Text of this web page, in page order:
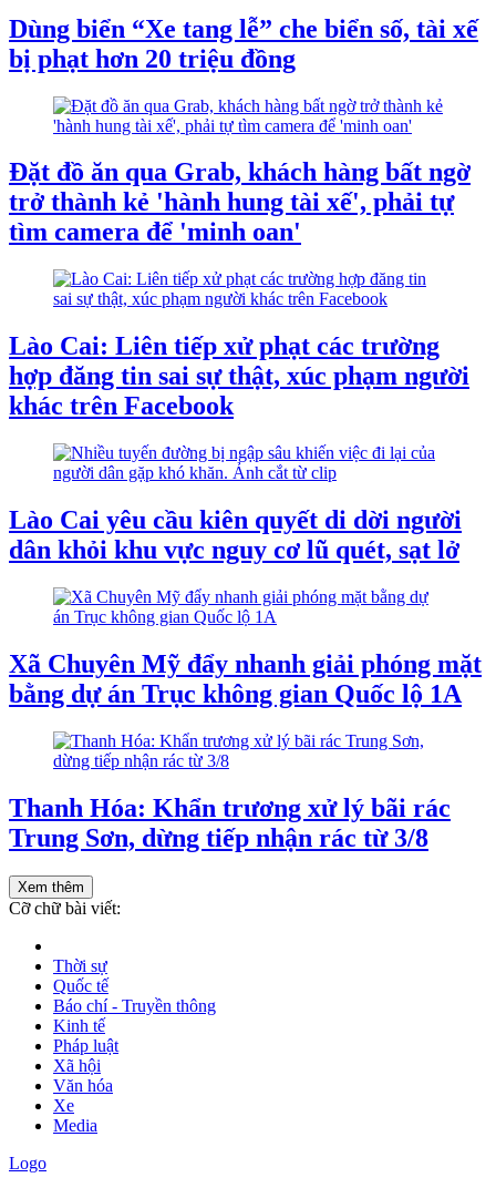
Dùng biển “Xe tang lễ” che biển số, tài xế
bị phạt hơn 20 triệu đồng
Đặt đồ ăn qua Grab, khách hàng bất ngờ
trở thành kẻ 'hành hung tài xế', phải tự
tìm camera để 'minh oan'
Lào Cai: Liên tiếp xử phạt các trường
hợp đăng tin sai sự thật, xúc phạm người
khác trên Facebook
Lào Cai yêu cầu kiên quyết di dời người
dân khỏi khu vực nguy cơ lũ quét, sạt lở
Xã Chuyên Mỹ đẩy nhanh giải phóng mặt
bằng dự án Trục không gian Quốc lộ 1A
Thanh Hóa: Khẩn trương xử lý bãi rác
Trung Sơn, dừng tiếp nhận rác từ 3/8
Xem thêm
Cỡ chữ bài viết:
Thời sự
Quốc tế
Báo chí - Truyền thông
Kinh tế
Pháp luật
Xã hội
Văn hóa
Xe
Media
Logo